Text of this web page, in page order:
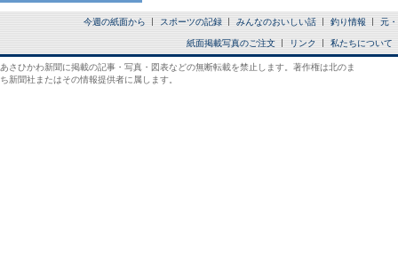
今週の紙面から スポーツの記録 みんなのおいしい話 釣り情報 元
紙面掲載写真のご注文 リンク 私たちについて
あさひかわ新聞に掲載の記事・写真・図表などの無断転載を禁止します。著作権は北のま
ち新聞社またはその情報提供者に属します。